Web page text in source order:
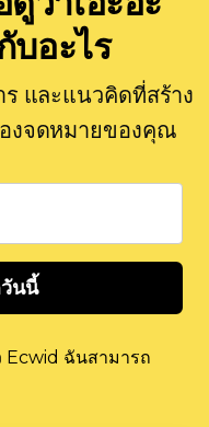
บอะไร
และแนวคิดที่สร้าง
งจดหมายของคุณ
นนี้
Ecwid ฉันสามารถ